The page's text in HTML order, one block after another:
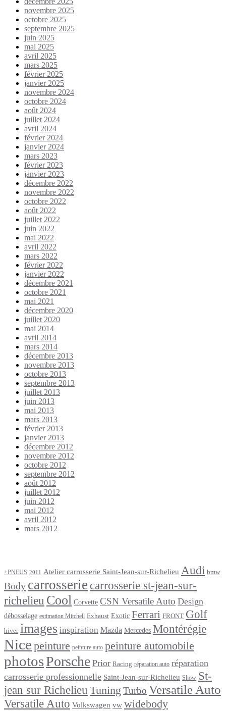
novembre 2025
octobre 2025
septembre 2025
juin 2025
mai 2025
avril 2025
mars 2025
février 2025
janvier 2025
novembre 2024
octobre 2024
août 2024
juillet 2024
avril 2024
février 2024
janvier 2024
mars 2023
février 2023
janvier 2023
décembre 2022
novembre 2022
octobre 2022
août 2022
juillet 2022
juin 2022
mai 2022
avril 2022
mars 2022
février 2022
janvier 2022
décembre 2021
octobre 2021
mai 2021
décembre 2020
juillet 2020
mai 2014
avril 2014
mars 2014
décembre 2013
novembre 2013
octobre 2013
septembre 2013
juillet 2013
juin 2013
mai 2013
mars 2013
février 2013
janvier 2013
décembre 2012
novembre 2012
octobre 2012
septembre 2012
août 2012
juillet 2012
juin 2012
mai 2012
avril 2012
mars 2012
+PNEUS 2011 Atelier carrosserie Saint-Jean-sur-Richelieu Audi bmw
Body carrosserie carrosserie st-jean-sur-
richelieu Cool Corvette CSN Versatile Auto Design
débosselage estimation Mitchell Exhaust Exotic Ferrari FRONT Golf
hiver images inspiration Mazda Mercedes Montérégie
Nice peinture peinture auto peinture automobile
photosPorsche Prior Racing réparation auto réparation
carrosserie professionnelle Saint-Jean-sur-Richelieu Show St-
jean sur Richelieu Tuning Turbo Versatile Auto
Versatile Auto Volkswagen vw widebody